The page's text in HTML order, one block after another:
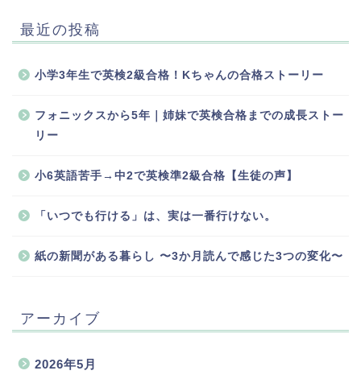
最近の投稿
小学3年生で英検2級合格！Kちゃんの合格ストーリー
フォニックスから5年｜姉妹で英検合格までの成長ストー
リー
小6英語苦手→中2で英検準2級合格【生徒の声】
「いつでも行ける」は、実は一番行けない。
紙の新聞がある暮らし 〜3か月読んで感じた3つの変化〜
アーカイブ
2026年5月